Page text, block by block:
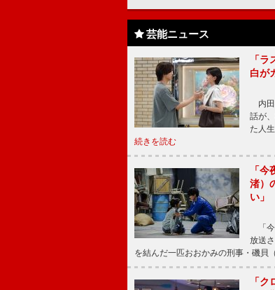
芸能ニュース
「
白が
内田
話が
た人
続きを読む
「
渚）
い」
「今
放送
を結んだ一匹おおかみの刑事・磯貝
「